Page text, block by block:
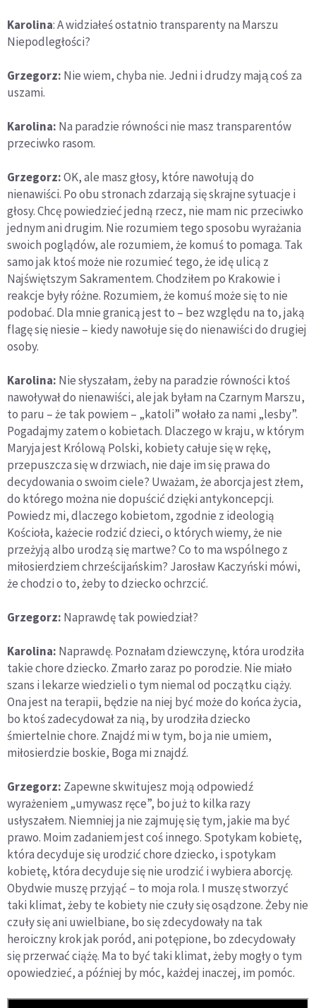
Karolina: A widziałeś ostatnio transparenty na Marszu
Niepodległości?
Grzegorz: Nie wiem, chyba nie. Jedni i drudzy mają coś za
uszami.
Karolina: Na paradzie równości nie masz transparentów
przeciwko rasom.
Grzegorz:OK, ale masz głosy, które nawołują do
nienawiści. Po obu stronach zdarzają się skrajne sytuacje i
głosy. Chcę powiedzieć jedną rzecz, nie mam nic przeciwko
jednym ani drugim. Nie rozumiem tego sposobu wyrażania
swoich poglądów, ale rozumiem, że komuś to pomaga. Tak
samo jak ktoś może nie rozumieć tego, że idę ulicą z
Najświętszym Sakramentem. Chodziłem po Krakowie i
reakcje były różne. Rozumiem, że komuś może się to nie
podobać. Dla mnie granicą jest to – bez względu na to, jaką
flagę się niesie – kiedy nawołuje się do nienawiści do drugiej
osoby.
Karolina: Nie słyszałam, żeby na paradzie równości ktoś
nawoływał do nienawiści, ale jak byłam na Czarnym Marszu,
to paru – że tak powiem – „katoli” wołało za nami „lesby”.
Pogadajmy zatem o kobietach. Dlaczego w kraju, w którym
Maryja jest Królową Polski, kobiety całuje się w rękę,
przepuszcza się w drzwiach, nie daje im się prawa do
decydowania o swoim ciele? Uważam, że aborcja jest złem,
do którego można nie dopuścić dzięki antykoncepcji.
Powiedz mi, dlaczego kobietom, zgodnie z ideologią
Kościoła, każecie rodzić dzieci, o których wiemy, że nie
przeżyją albo urodzą się martwe? Co to ma wspólnego z
miłosierdziem chrześcijańskim? Jarosław Kaczyński mówi,
że chodzi o to, żeby to dziecko ochrzcić.
Grzegorz: Naprawdę tak powiedział?
Karolina: Naprawdę. Poznałam dziewczynę, która urodziła
takie chore dziecko. Zmarło zaraz po porodzie. Nie miało
szans i lekarze wiedzieli o tym niemal od początku ciąży.
Ona jest na terapii, będzie na niej być może do końca życia,
bo ktoś zadecydował za nią, by urodziła dziecko
śmiertelnie chore. Znajdź mi w tym, bo ja nie umiem,
miłosierdzie boskie, Boga mi znajdź.
Grzegorz: Zapewne skwitujesz moją odpowiedź
wyrażeniem „umywasz ręce”, bo już to kilka razy
usłyszałem. Niemniej ja nie zajmuję się tym, jakie ma być
prawo. Moim zadaniem jest coś innego. Spotykam kobietę,
która decyduje się urodzić chore dziecko, i spotykam
kobietę, która decyduje się nie urodzić i wybiera aborcję.
Obydwie muszę przyjąć – to moja rola. I muszę stworzyć
taki klimat, żeby te kobiety nie czuły się osądzone. Żeby nie
czuły się ani uwielbiane, bo się zdecydowały na tak
heroiczny krok jak poród, ani potępione, bo zdecydowały
się przerwać ciążę. Ma to być taki klimat, żeby mogły o tym
opowiedzieć, a później by móc, każdej inaczej, im pomóc.